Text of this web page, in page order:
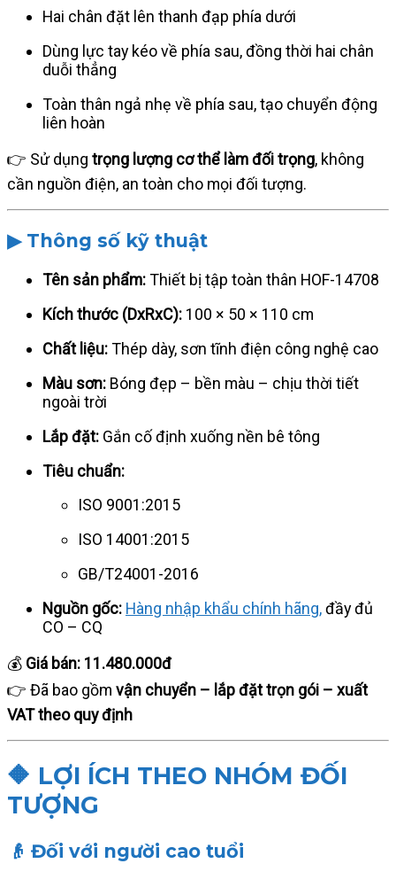
Hai chân đặt lên thanh đạp phía dưới
Dùng lực tay kéo về phía sau, đồng thời hai chân
duỗi thẳng
Toàn thân ngả nhẹ về phía sau, tạo chuyển động
liên hoàn
👉 Sử dụng trọng lượng cơ thể làm đối trọng, không
cần nguồn điện, an toàn cho mọi đối tượng.
▶ Thông số kỹ thuật
Tên sản phẩm: Thiết bị tập toàn thân HOF-14708
Kích thước (DxRxC): 100 × 50 × 110 cm
Chất liệu: Thép dày, sơn tĩnh điện công nghệ cao
Màu sơn: Bóng đẹp – bền màu – chịu thời tiết
ngoài trời
Lắp đặt: Gắn cố định xuống nền bê tông
Tiêu chuẩn:
ISO 9001:2015
ISO 14001:2015
GB/T24001-2016
Nguồn gốc: Hàng nhập khẩu chính hãng,đầy đủ
CO – CQ
💰 Giá bán: 11.480.000đ
👉 Đã bao gồm vận chuyển – lắp đặt trọn gói – xuất
VAT theo quy định
🔶 LỢI ÍCH THEO NHÓM ĐỐI
TƯỢNG
👴 Đối với người cao tuổi